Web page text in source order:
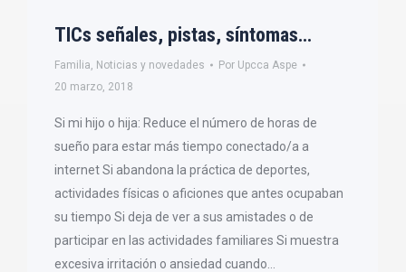
TICs señales, pistas, síntomas…
Familia, Noticias y novedades Por Upcca Aspe
20 marzo, 2018
Si mi hijo o hija: Reduce el número de horas de
sueño para estar más tiempo conectado/a a
internet Si abandona la práctica de deportes,
actividades físicas o aficiones que antes ocupaban
su tiempo Si deja de ver a sus amistades o de
participar en las actividades familiares Si muestra
excesiva irritación o ansiedad cuando…